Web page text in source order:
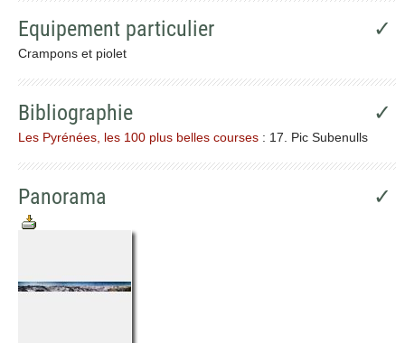
Equipement particulier ✓
Crampons et piolet
Bibliographie ✓
Les Pyrénées, les 100 plus belles courses : 17. Pic Subenulls
Panorama ✓